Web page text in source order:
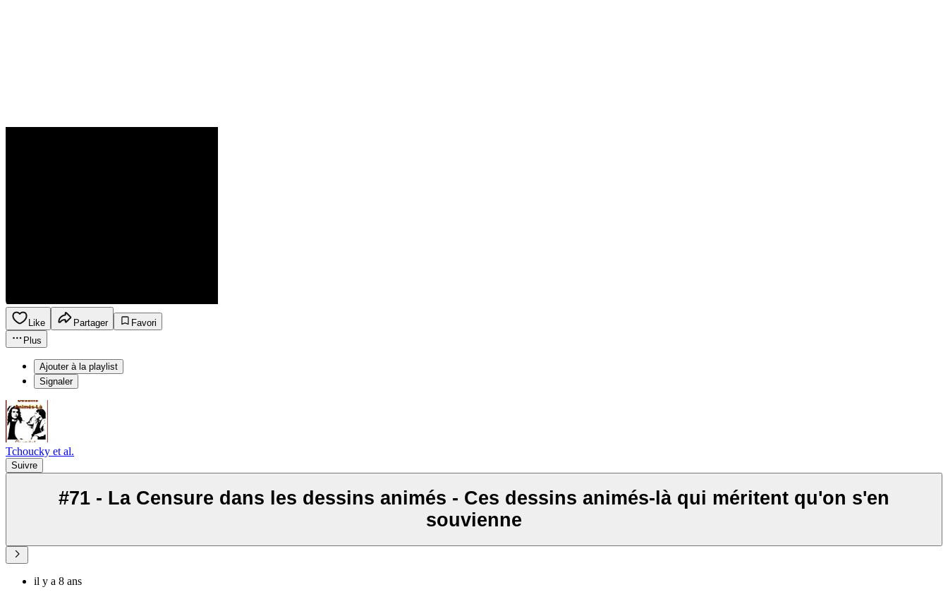
Like Partager
Favori
Plus
Ajouter à la playlist
Signaler
Tchoucky et al.
Suivre
#71 - La Censure dans les dessins animés - Ces dessins animés-là qui méritent qu'on s'en
souvienne
il y a 8 ans